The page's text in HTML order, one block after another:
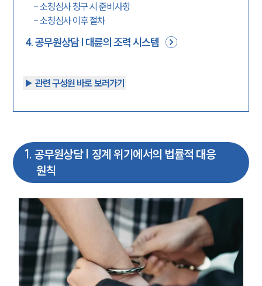
-소청심사 청구 시 준비사항
-소청심사 이후 절차
4.공무원상담 | 대륜의 조력 시스템
▶︎ 관련 구성원 바로 보러가기
1. 공무원상담 | 징계 위기에서의 법률적 대응
원칙